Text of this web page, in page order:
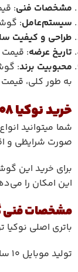
مشخصات فنی:
سیستم‌عامل:
طراحی و کیفیت
تاریخ عرضه:
محبوبیت برند:
به طور کلی،
خرید نوکیا 1208
شما میتوانید
صورت شرایظی و
برای خرید این
این امکان را
مشخصات فنی گوشی
باتری اصلی نوکیا
تولید موبایل 10 سال پیش رفرش پک اصلی